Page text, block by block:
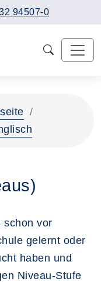
94507-0
schon vor
gelernt oder
haben und
Niveau-Stufe